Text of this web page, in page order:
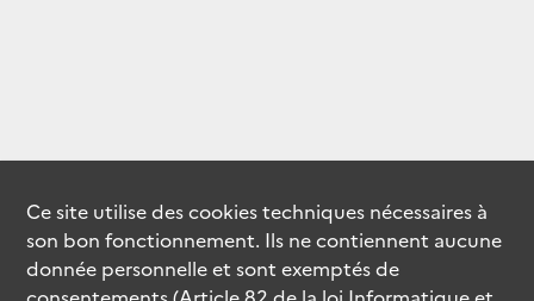
Ce site utilise descookiestechniques nécessaires à
son bon fonctionnement. Ils ne contiennent aucune
donnée personnelle et sont exemptés de